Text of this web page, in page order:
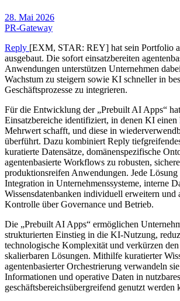
28. Mai 2026
PR-Gateway
Reply [EXM, STAR: REY] hat sein Portfolio
ausgebaut. Die sofort einsatzbereiten
Anwendungen unterstützen Unternehmen
Wachstum zu steigern sowie KI schneller in
Geschäftsprozesse zu integrieren.
Für die Entwicklung der „Prebuilt AI Apps“
Einsatzbereiche identifiziert, in denen KI einen
Mehrwert schafft, und diese in
überführt. Dazu kombiniert Reply
kuratierte Datensätze, domänenspezifische
agentenbasierte Workflows zu robusten,
produktionsreifen Anwendungen. Jede Lösung
Integration in Unternehmenssysteme, interne
Wissensdatenbanken individuell erweitern und
Kontrolle über Governance und Betrieb.
Die „Prebuilt AI Apps“ ermöglichen
strukturierten Einstieg in die KI-Nutzung,
technologische Komplexität und verkürzen
skalierbaren Lösungen. Mithilfe kuratierter
agentenbasierter Orchestrierung verwandeln
Informationen und operative Daten in
geschäftsbereichsübergreifend genutzt werden